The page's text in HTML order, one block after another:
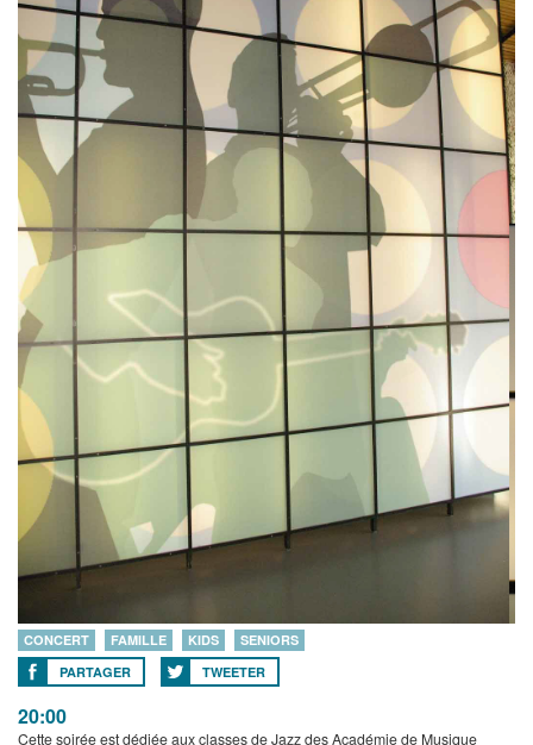
CONCERT FAMILLE KIDS
SENIORS
PARTAGER
TWEETER
20:00
Cette soirée est dédiée aux classes de Jazz des Académie de Musique